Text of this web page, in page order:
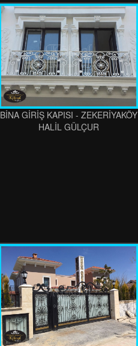
BİNA GİRİŞ KAPISI - ZEKERİYAKÖY
HALİL GÜLÇUR